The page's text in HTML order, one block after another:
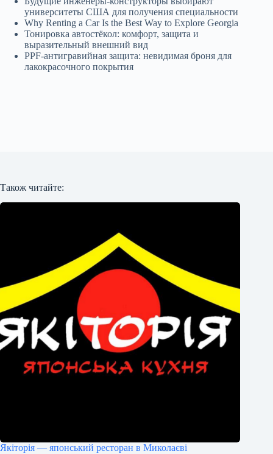
университеты США для получения специальности
Why Renting a Car Is the Best Way to Explore Georgia
Тонировка автостёкол: комфорт, защита и
выразительный внешний вид
PPF-антигравийная защита: невидимая броня для
лакокрасочного покрытия
Також читайте:
Якіторія — японський ресторан в Миколаєві